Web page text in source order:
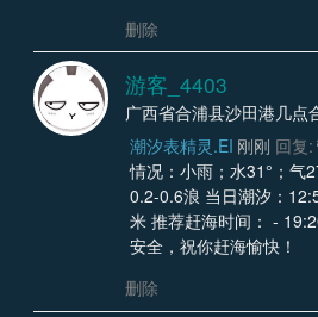
删除
游客_4403
广西省合浦县沙田港几点
潮汐表精灵.EI 刚刚 回复:
情况：小雨；水31°；气
0.2-0.6浪 当日潮汐：
米 推荐赶海时间： -
安全，祝你赶海愉快！
删除